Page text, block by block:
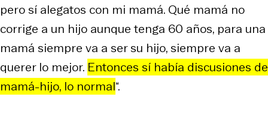
pero sí alegatos con mi mamá. Qué mamá no
corrige a un hijo aunque tenga 60 años, para una
mamá siempre va a ser su hijo, siempre va a
querer lo mejor. Entonces sí había discusiones de
mamá-hijo, lo normal“.